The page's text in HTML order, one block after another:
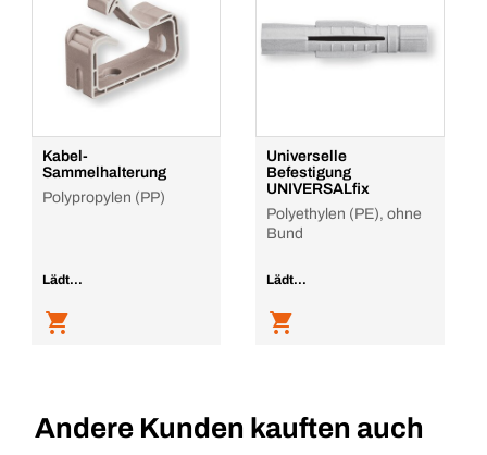
Kabel-
Sammelhalterung
Polypropylen (PP)
Lädt...
Universelle
Befestigung
UNIVERSALfix
Polyethylen (PE), ohne
Bund
Lädt...
Andere Kunden kauften auch